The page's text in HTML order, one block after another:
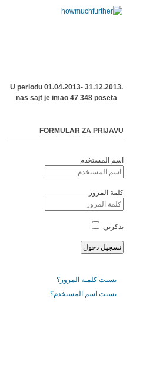
U periodu 01.04.2013- 31.12.2013.
nas sajt je imao 47 348 poseta
FORMULAR ZA PRIJAVU
اسم المستخدم
كلمة المرور
تذكرني
نسيت كلمـة المرور؟
نسيت اسم المستخدم؟